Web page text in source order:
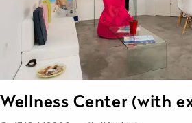
Wellness Center (with